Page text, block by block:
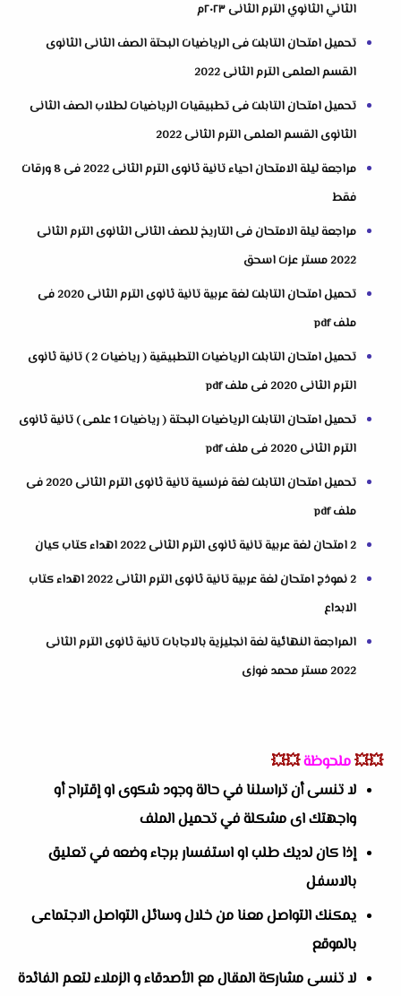
الثاني الثانوي الترم الثانى ٢٠٢٣م
تحميل امتحان التابلت فى الرياضيات البحتة الصف الثانى الثانوى
القسم العلمى الترم الثانى 2022
تحميل امتحان التابلت فى تطبيقيات الرياضيات لطلاب الصف الثانى
الثانوى القسم العلمى الترم الثانى 2022
مراجعة ليلة الامتحان احياء تانية ثانوى الترم الثانى 2022 فى 8 ورقات
فقط
مراجعة ليلة الامتحان فى التاريخ للصف الثانى الثانوى الترم الثانى
2022 مستر عزت اسحق
تحميل امتحان التابلت لغة عربية تانية ثانوى الترم الثانى 2020 فى
ملف pdf
تحميل امتحان التابلت الرياضيات التطبيقية ( رياضيات 2 ) تانية ثانوى
الترم الثانى 2020 فى ملف pdf
تحميل امتحان التابلت الرياضيات البحتة ( رياضيات 1 علمى ) تانية ثانوى
الترم الثانى 2020 فى ملف pdf
تحميل امتحان التابلت لغة فرنسية تانية ثانوى الترم الثانى 2020 فى
ملف pdf
2 امتحان لغة عربية تانية ثانوى الترم الثانى 2022 اهداء كتاب كيان
2 نموذج امتحان لغة عربية تانية ثانوى الترم الثانى 2022 اهداء كتاب
الابداع
المراجعة النهائية لغة انجليزية بالاجابات تانية ثانوى الترم الثانى
2022 مستر محمد فوزى
💥💥ملحوظة💥💥
لا تنسى أن تراسلنا في حالة وجود شكوى او إقتراح أو
واجهتك اى مشكلة في تحميل الملف
إذا كان لديك طلب او استفسار برجاء وضعه في تعليق
بالاسفل
يمكنك التواصل معنا من خلال وسائل التواصل الاجتماعى
بالموقع
لا تنسى مشاركة المقال مع الأصدقاء و الزملاء لتعم الفائدة